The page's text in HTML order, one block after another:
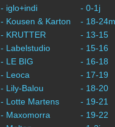
- iglo+indi
- Kousen & Karton
- KRUTTER
- Labelstudio
- LE BIG
- Leoca
- Lily-Balou
- Lotte Martens
- Maxomorra
- 0-1j
- 18-24m
- 13-15
- 15-16
- 16-18
- 17-19
- 18-20
- 19-21
- 19-22